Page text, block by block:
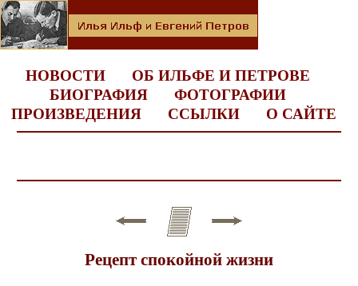
НОВОСТИ
ОБ ИЛЬФЕ И ПЕТРОВЕ
БИОГРАФИЯ
ФОТОГРАФИИ
ПРОИЗВЕДЕНИЯ
ССЫЛКИ О САЙТЕ
Рецепт спокойной жизни